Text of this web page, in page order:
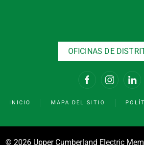
OFICINAS DE
INICIO MAPA DEL SITIO
© 2026 Upper Cumberland Electric